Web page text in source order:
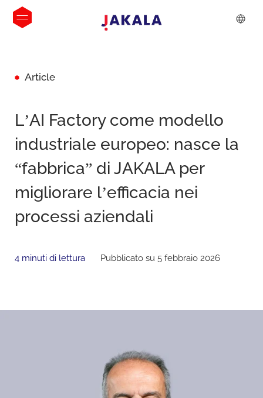
Article
L’AI Factory come modello
industriale europeo: nasce la
“fabbrica” di JAKALA per
migliorare l’efficacia nei
processi aziendali
4 minuti di lettura Pubblicato su 5 febbraio 2026